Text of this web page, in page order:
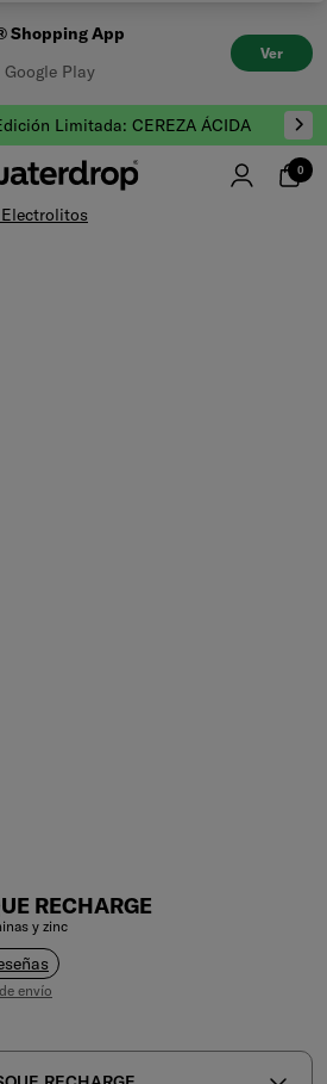
Shopping App
Google Play
Ver
Limitada: CEREZA ÁCIDA
0
RECHARGE
y zinc
envío